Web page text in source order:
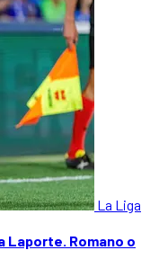
La Liga
Laporte. Romano o